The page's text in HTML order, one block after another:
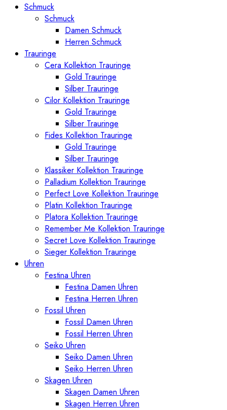
Schmuck
Schmuck
Damen Schmuck
Herren Schmuck
Trauringe
Cera Kollektion Trauringe
Gold Trauringe
Silber Trauringe
Cilor Kollektion Trauringe
Gold Trauringe
Silber Trauringe
Fides Kollektion Trauringe
Gold Trauringe
Silber Trauringe
Klassiker Kollektion Trauringe
Palladium Kollektion Trauringe
Perfect Love Kollektion Trauringe
Platin Kollektion Trauringe
Platora Kollektion Trauringe
Remember Me Kollektion Trauringe
Secret Love Kollektion Trauringe
Sieger Kollektion Trauringe
Uhren
Festina Uhren
Festina Damen Uhren
Festina Herren Uhren
Fossil Uhren
Fossil Damen Uhren
Fossil Herren Uhren
Seiko Uhren
Seiko Damen Uhren
Seiko Herren Uhren
Skagen Uhren
Skagen Damen Uhren
Skagen Herren Uhren